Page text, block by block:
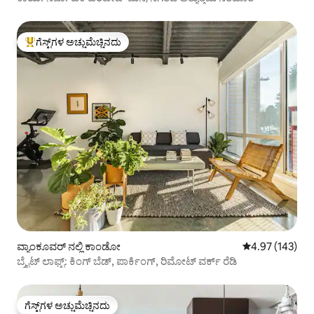
ಗೆಸ್ಟ್‌ಗಳಿಗೆ ಅತಿ ಹೆಚ್ಚು ಅಚ್ಚುಮೆಚ್ಚಿನದು
ಗೆಸ್ಟ್‌ಗಳ ಅಚ್ಚುಮೆಚ್ಚಿನದು
ವ್ಯಾಂಕೂವರ್ ನಲ್ಲಿ ಕಾಂಡೋ 5 ರಲ್ಲಿ 4.97
4.97 (143)
ಬ್ರೈಟ್ ಲಾಫ್ಟ್: ಕಿಂಗ್ ಬೆಡ್, ಪಾರ್ಕಿಂಗ್, ರಿಮೋಟ್ ವರ್ಕ್ ರೆಡಿ
ಗೆಸ್ಟ್‌ಗಳ ಅಚ್ಚುಮೆಚ್ಚಿನದು